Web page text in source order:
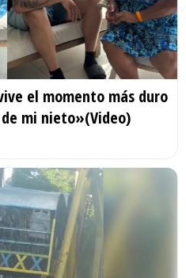
el momento más duro
mi nieto»(Video)